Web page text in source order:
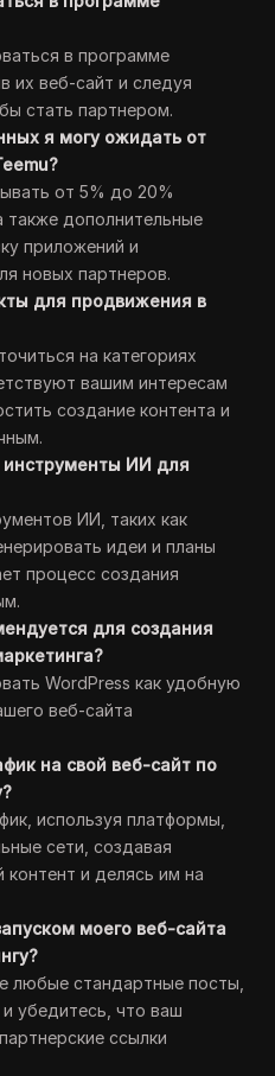
в программе
их веб-сайт и следуя
стать партнером.
я могу ожидать от
от 5% до 20%
дополнительные
приложений и
новых партнеров.
для продвижения в
на категориях
вашим интересам
создание контента и
инструменты ИИ для
ИИ, таких как
идеи и планы
процесс создания
для создания
WordPress как удобную
веб-сайта
на свой веб-сайт по
используя платформы,
сети, создавая
контент и делясь им на
моего веб-сайта
любые стандартные посты,
убедитесь, что ваш
ссылки